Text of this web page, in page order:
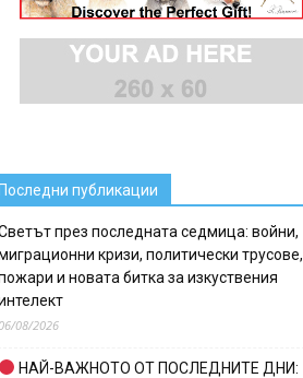
публикации
през последната седмица: войни,
кризи, политически трусове,
и новата битка за изкуствения
08/2026
НАЙ-ВАЖНОТО ОТ ПОСЛЕДНИТЕ ДНИ: